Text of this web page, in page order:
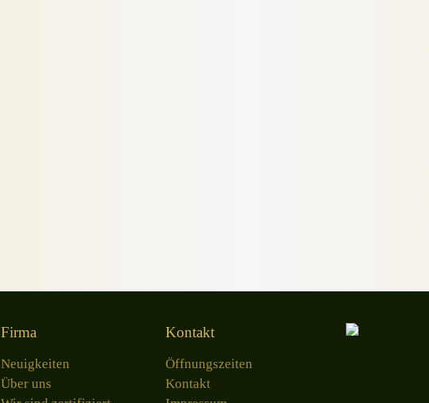
Firma
Neuigkeiten
Über uns
Kontakt
Öffnungszeiten
Kontakt